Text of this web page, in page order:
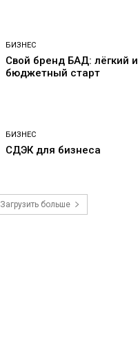
БИЗНЕС
Свой бренд БАД: лёгкий и
бюджетный старт
БИЗНЕС
СДЭК для бизнеса
Загрузить больше